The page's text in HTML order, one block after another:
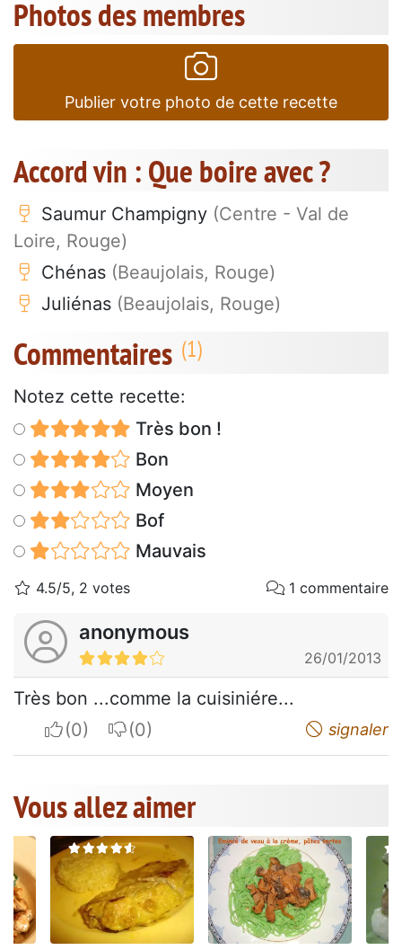
Photos des membres
Publier votre photo de cette recette
Accord vin : Que boire avec ?
Saumur Champigny (Centre - Val de
Loire, Rouge)
Chénas (Beaujolais, Rouge)
Juliénas (Beaujolais, Rouge)
Commentaires
Notez cette recette:
Très bon !
Bon
Moyen
Bof
Mauvais
4.5/5, 2 votes 1 commentaire
anonymous
26/01/2013
Très bon ...comme la cuisiniére...
I apreciateI do not appreciate signaler
Vous allez aimer